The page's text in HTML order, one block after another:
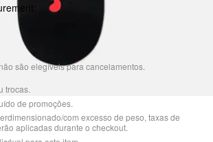
são elegíveis para cancelamentos.
trocas.
de promoções.
com excesso de peso, taxas de
aplicadas durante o checkout.